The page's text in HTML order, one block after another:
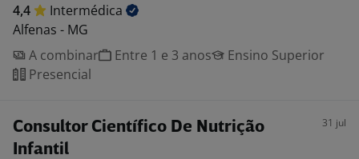
4,4
Intermédica
Alfenas - MG
A combinar
Entre 1 e 3 anos
Ensino Superior
Presencial
Consultor Científico De Nutrição
Infantil
31 jul